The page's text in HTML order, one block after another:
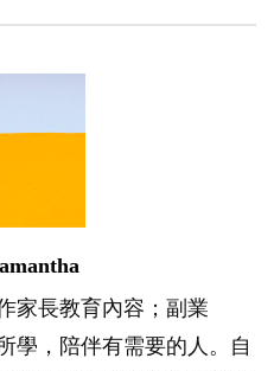
家長教育內容；副業
學，陪伴有需要的人。自